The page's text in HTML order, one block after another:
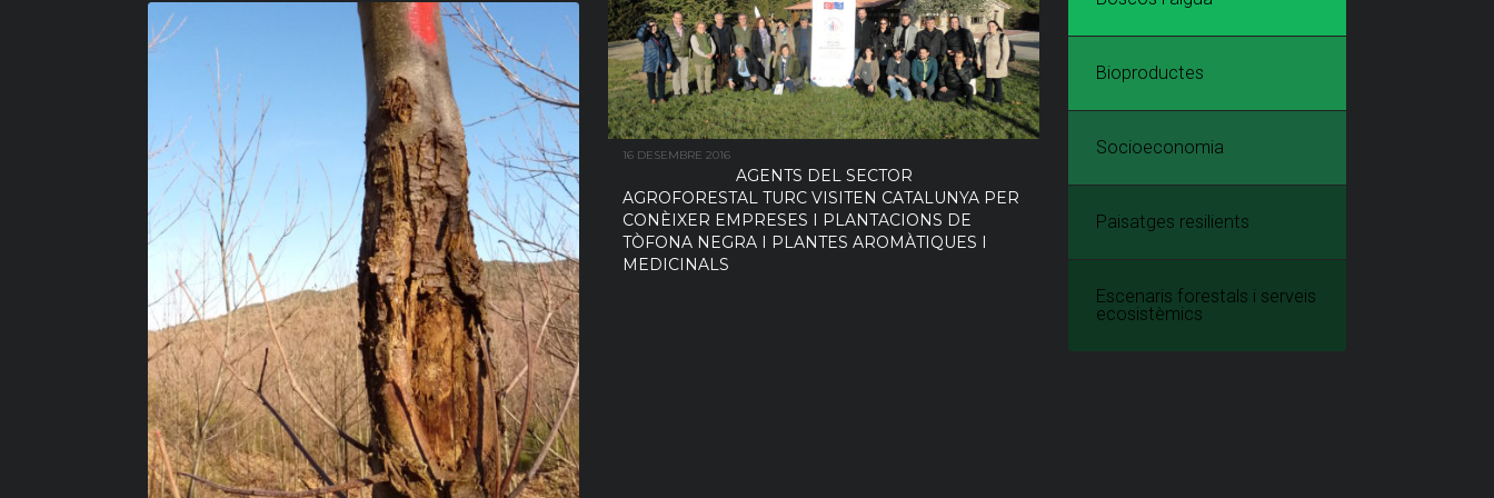
16 DESEMBRE 2016
AGENTS DEL SECTOR
AGROFORESTAL TURC VISITEN CATALUNYA PER
CONÈIXER EMPRESES I PLANTACIONS DE
TÒFONA NEGRA I PLANTES AROMÀTIQUES I
MEDICINALS
Bioproductes
Socioeconomia
Paisatges resilients
Escenaris forestals i serveis
ecosistèmics